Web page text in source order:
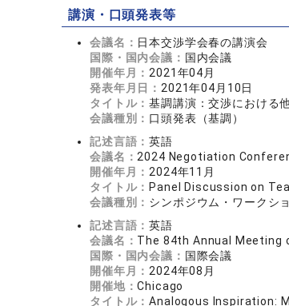
講演・口頭発表等
会議名： 日本交渉学会春の講演会
国際・国内会議： 国内会議
開催年月： 2021年04月
発表年月日： 2021年04月10日
タイトル：基調講演：交渉における
会議種別： 口頭発表（基調）
記述言語：英語
会議名： 2024 Negotiation
開催年月： 2024年11月
タイトル： Panel Discussion on
会議種別： シンポジウム・ワークシ
記述言語：英語
会議名： The 84th Annual Meeting
国際・国内会議： 国際会議
開催年月： 2024年08月
開催地：Chicago
タイトル：Analogous Inspiration: